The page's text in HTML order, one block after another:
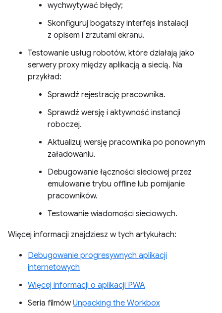
wychwytywać błędy;
Skonfiguruj bogatszy interfejs instalacji
z opisem i zrzutami ekranu.
Testowanie usług robotów, które działają jako
serwery proxy między aplikacją a siecią. Na
przykład:
Sprawdź rejestrację pracownika.
Sprawdź wersję i aktywność instancji
roboczej.
Aktualizuj wersję pracownika po ponownym
załadowaniu.
Debugowanie łączności sieciowej przez
emulowanie trybu offline lub pomijanie
pracowników.
Testowanie wiadomości sieciowych.
Więcej informacji znajdziesz w tych artykułach:
Debugowanie progresywnych aplikacji
internetowych
Więcej informacji o aplikacji PWA
Seria filmówUnpacking the Workbox